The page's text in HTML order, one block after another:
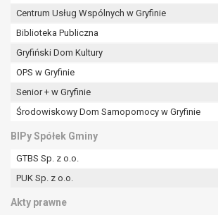
Centrum Usług Wspólnych w Gryfinie
Biblioteka Publiczna
Gryfiński Dom Kultury
OPS w Gryfinie
Senior + w Gryfinie
Środowiskowy Dom Samopomocy w Gryfinie
BIPy Spółek Gminy
GTBS Sp. z o.o.
PUK Sp. z o.o.
Akty prawne